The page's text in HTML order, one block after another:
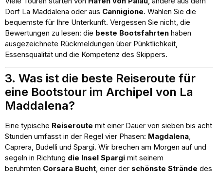
Dorf La Maddalena oder aus Cannigione. Wählen Sie die
bequemste für Ihre Unterkunft. Vergessen Sie nicht, die
Bewertungen zu lesen: die beste Bootsfahrten haben
ausgezeichnete Rückmeldungen über Pünktlichkeit,
Essensqualität und die Kompetenz des Skippers.
3. Was ist die beste Reiseroute für
eine Bootstour im Archipel von La
Maddalena?
Eine typische Reiseroute mit einer Dauer von sieben bis acht
Stunden umfasst in der Regel vier Phasen: Magdalena,
Caprera, Budelli und Spargi. Wir brechen am Morgen auf und
segeln in Richtung die Insel Spargi mit seinem
berühmten Corsara Bucht, einer der schönste Strände des